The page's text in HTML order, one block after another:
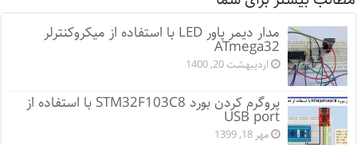
مدار دیمر پاور LED با استفاده از میکروکنترلر
ATmega32
اردیبهشت 20, 1400
پروگرم کردن بورد STM32F103C8 با استفاده از
USB port
مهر 18, 1399